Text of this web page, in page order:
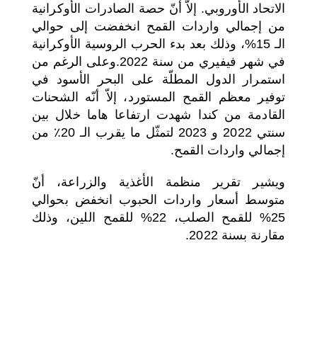
الاتحاد الأوروبي. إلاّ أنّ حصة الصادرات الأوكرانية
من إجمالي واردات القمح انخفضت إلى حوالي
الـ 15%، وذلك بعد بدء الحرب الروسية الأوكرانية
في شهر فيفيري من سنة 2022.وعلى الرغم من
استمرار الدول المطلّة على البحر الأسود في
توفير معظم القمح المستورد، إلاّ أنّه الشحنات
القادمة من كندا شهدت ارتفاعا هاما خلال بين
سنتي 2022 و 2023 لتمثّل ما يقرب الـ 20٪ من
إجمالي واردات القمح.
ويشير تقرير منظمة الأغذية والزراعة، أنّ
متوسط ​​أسعار واردات الحبوب انخفض بحوالي
25% للقمح الصلب، 22% للقمح اللين، وذلك
مقارنة بسنة 2022.